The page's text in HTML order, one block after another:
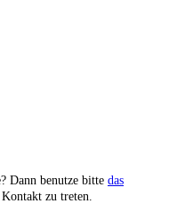
Dann benutze bitte das
zu treten.